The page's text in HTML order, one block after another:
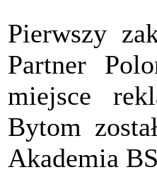
Pierwszy
Partner
miejsce
Bytom
Akademia